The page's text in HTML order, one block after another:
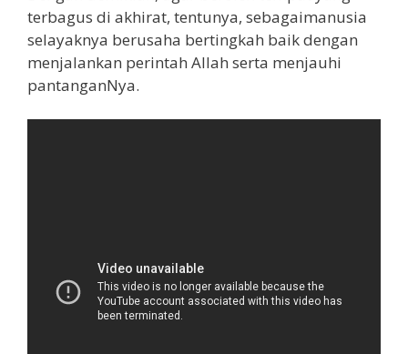
terbagus di akhirat, tentunya, sebagaimanusia
selayaknya berusaha bertingkah baik dengan
menjalankan perintah Allah serta menjauhi
pantanganNya.